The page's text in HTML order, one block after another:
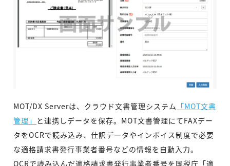
MOT/DX Serverは、クラウド文書管理システム 「MOT文書
管理」
と連携しデータを保存。MOT文書管理にてFAXデー
タをOCRで読み込み、仕訳データやインボイス制度で必要
な適格請求書発行事業者番号などの情報を自動入力。
OCRで読み込んだ適格請求書発行事業者番号を国税庁「適